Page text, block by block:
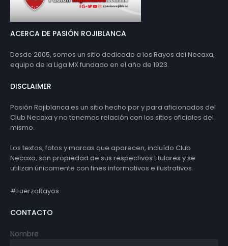
ACERCA DE PASIÓN ROJIBLANCA
Desde 2005, somos un sitio dedicado a los Rayos del Necaxa,
equipo de la Liga MX fundado en el año de 1923.
DISCLAIMER
Pasión Rojiblanca es un sitio hecho por y para aficionados del
Club Necaxa y no tenemos relación con los sitios oficiales del
mismo.
Los textos, fotos y marcas que aparecen, incluído Club
Necaxa, son propiedad de sus respectivos titulares y se
utilizan únicamente con fines informativos e ilustrativos.
#FuerzaRayos
CONTACTO
Nombre